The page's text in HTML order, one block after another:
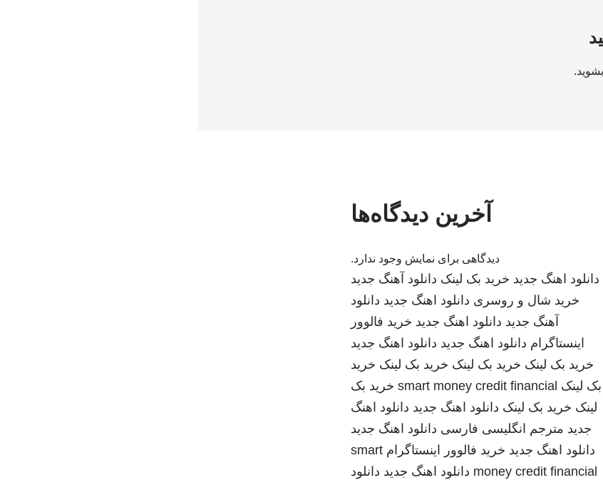
.
آخرین دیدگاه‌ها
دیدگاهی برای نمایش وجود ندارد.
دانلود اهنگ جدید خرید بک لینک دانلود آهنگ جدید
خرید شال و روسری دانلود اهنگ جدید دانلود
آهنگ جدید دانلود اهنگ جدید خرید فالوور
اینستاگرام دانلود اهنگ جدید دانلود اهنگ جدید
خرید بک لینک خرید بک لینک خرید بک لینک خرید
بک لینک smart money credit financial خرید بک
لینک خرید بک لینک دانلود اهنگ جدید دانلود اهنگ
جدید مترجم انگلیسی فارسی دانلود اهنگ جدید
دانلود اهنگ جدید خرید فالوور اینستاگرام smart
money credit financial دانلود اهنگ جدید دانلود